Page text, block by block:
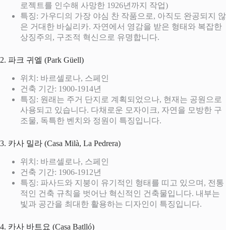
로젝트를 인수해 사망한 1926년까지 작업)
특징: 가우디의 가장 야심 찬 작품으로, 아직도 완공되지 않
은 거대한 바실리카. 자연에서 영감을 받은 형태와 복잡한
상징주의, 구조적 혁신으로 유명합니다.
2. 파크 귀엘 (Park Güell)
위치: 바르셀로나, 스페인
건축 기간: 1900-1914년
특징: 원래는 주거 단지로 계획되었으나, 현재는 공원으로
사용되고 있습니다. 다채로운 모자이크, 자연을 모방한 구
조물, 독특한 벤치와 정원이 특징입니다.
3. 카사 밀라 (Casa Milà, La Pedrera)
위치: 바르셀로나, 스페인
건축 기간: 1906-1912년
특징: 파사드와 지붕이 유기적인 형태를 띠고 있으며, 전통
적인 건축 규칙을 벗어난 혁신적인 건축물입니다. 내부는
빛과 공간을 최대한 활용하는 디자인이 특징입니다.
4. 카사 바트요 (Casa Batlló)